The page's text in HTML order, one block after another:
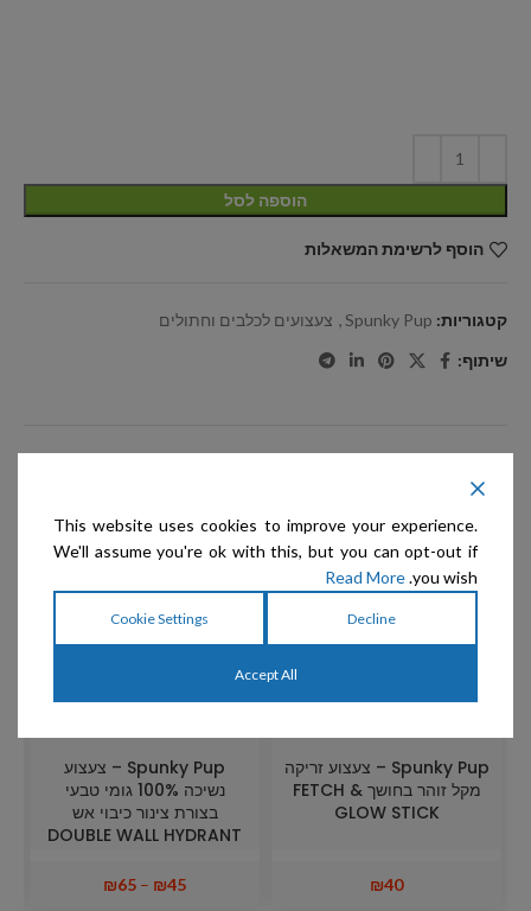
הוספה לסל
הוסף לרשימת המשאלות
קטגוריות: Spunky Pup
, צעצועים לכלבים וחתולים
שיתוף:
Spunky Pup – צעצוע זריקה
מקל זוהר בחושך FETCH &
GLOW STICK
₪40
Spunky Pup – צעצוע
נשיכה 100% גומי טבעי
בצורת צינור כיבוי אש
DOUBLE WALL HYDRANT
₪45
–
₪65
This website uses cookies to improve your experience.
We'll assume you're ok with this, but you can opt-out if
you wish.
Read More
Decline
Cookie Settings
Accept All